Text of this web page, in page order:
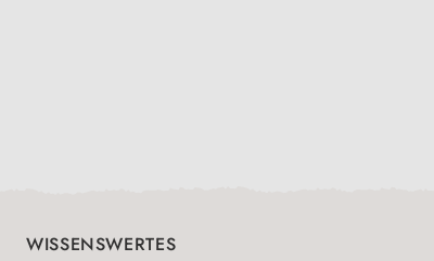
WISSENSWERTES